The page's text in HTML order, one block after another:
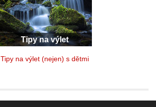
Tipy na výlet
Tipy na výlet (nejen) s dětmi